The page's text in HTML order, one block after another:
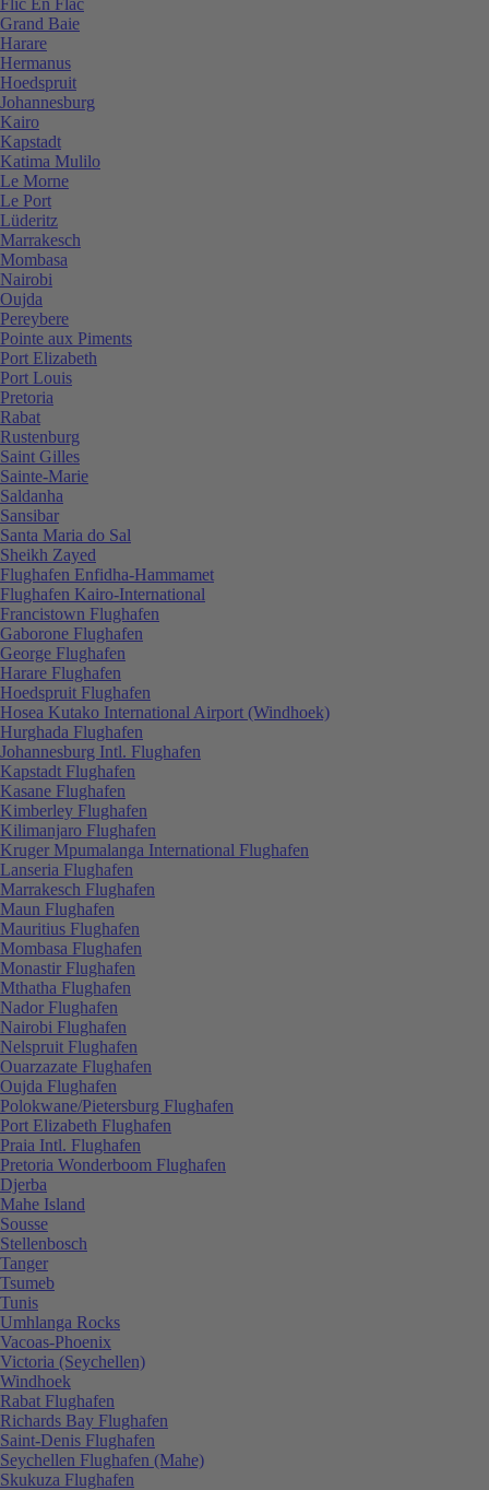
Grand Baie
Harare
Hermanus
Hoedspruit
Johannesburg
Kairo
Kapstadt
Katima Mulilo
Le Morne
Le Port
Lüderitz
Marrakesch
Mombasa
Nairobi
Oujda
Pereybere
Pointe aux Piments
Port Elizabeth
Port Louis
Pretoria
Rabat
Rustenburg
Saint Gilles
Sainte-Marie
Saldanha
Sansibar
Santa Maria do Sal
Sheikh Zayed
Flughafen Enfidha-Hammamet
Flughafen Kairo-International
Francistown Flughafen
Gaborone Flughafen
George Flughafen
Harare Flughafen
Hoedspruit Flughafen
Hosea Kutako International Airport (Windhoek)
Hurghada Flughafen
Johannesburg Intl. Flughafen
Kapstadt Flughafen
Kasane Flughafen
Kimberley Flughafen
Kilimanjaro Flughafen
Kruger Mpumalanga International Flughafen
Lanseria Flughafen
Marrakesch Flughafen
Maun Flughafen
Mauritius Flughafen
Mombasa Flughafen
Monastir Flughafen
Mthatha Flughafen
Nador Flughafen
Nairobi Flughafen
Nelspruit Flughafen
Ouarzazate Flughafen
Oujda Flughafen
Polokwane/Pietersburg Flughafen
Port Elizabeth Flughafen
Praia Intl. Flughafen
Pretoria Wonderboom Flughafen
Djerba
Mahe Island
Sousse
Stellenbosch
Tanger
Tsumeb
Tunis
Umhlanga Rocks
Vacoas-Phoenix
Victoria (Seychellen)
Windhoek
Rabat Flughafen
Richards Bay Flughafen
Saint-Denis Flughafen
Seychellen Flughafen (Mahe)
Skukuza Flughafen